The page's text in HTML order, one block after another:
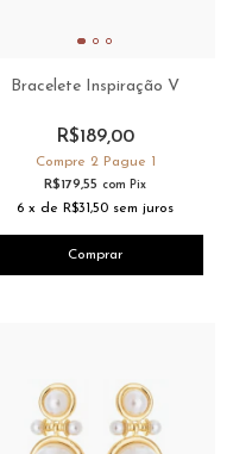
Bracelete Inspiração V
R$189,00
Compre 2 Pague 1
R$179,55com Pix
6 xde R$31,50 sem juros